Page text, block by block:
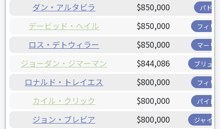
ダン・アルタビラ $850,000 パド
デービッド・ヘイル $850,000 フィリ
ロス・デトウィラー $850,000 マーリ
ジョーダン・ジマーマン $844,086 ブリュ
ロナルド・トレイエス $800,000 フィリ
カイル・クリック $800,000 パイレ
ジョン・ブレビア $800,000 ジャイ